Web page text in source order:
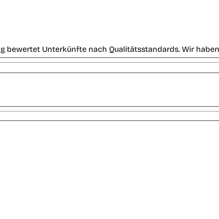
bewertet Unterkünfte nach Qualitätsstandards. Wir